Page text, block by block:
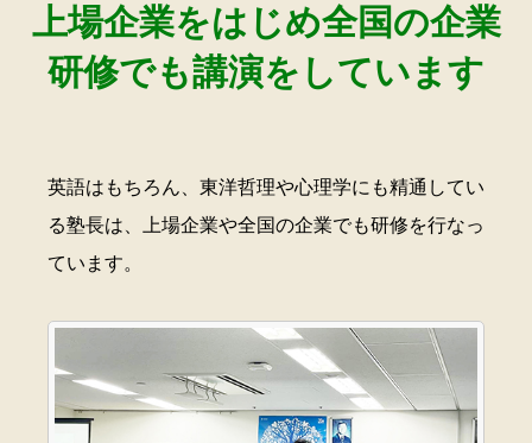
上場企業をはじめ全国の企業
研修でも講演をしています
英語はもちろん、東洋哲理や心理学にも精通してい
る塾長は、上場企業や全国の企業でも研修を行なっ
ています。